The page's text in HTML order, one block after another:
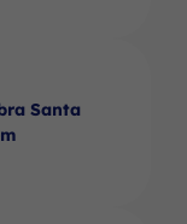
Santa